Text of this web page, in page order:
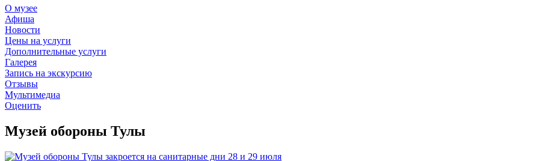
О музее
Афиша
Новости
Цены на услуги
Дополнительные услуги
Галерея
Запись на экскурсию
Отзывы
Мультимедиа
Оценить
Музей обороны Тулы